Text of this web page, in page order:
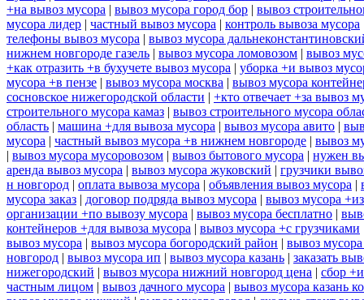
+на вывоз мусора | вывоз мусора город бор | вывоз
мусора лидер | частный вывоз мусора | контроль вывоза мусора
телефоны вывоз мусора | вывоз мусора
нижнем новгороде газель | вывоз мусора ломовозом | вывоз
+как отразить +в бухучете вывоз мусора | уборка +и вывоз
мусора +в пензе | вывоз мусора москва | вывоз мусора
сосновское нижегородской области | +кто отвечает +за вывоз
строительного мусора камаз | вывоз строительного мусора
область | машина +для вывоза мусора | вывоз мусора авито |
мусора | частный вывоз мусора +в нижнем новгороде | вывоз
| вывоз мусора мусоровозом | вывоз бытового мусора | нужен
аренда вывоз мусора | вывоз мусора жуковский | грузчики
н новгород | оплата вывоза мусора | объявления вывоз мусора |
мусора заказ | договор подряда вывоз мусора | вывоз мусора
организации +по вывозу мусора | вывоз мусора бесплатно |
контейнеров +для вывоза мусора | вывоз мусора +с грузчиками
вывоз мусора | вывоз мусора богородский район | вывоз
новгород | вывоз мусора ип | вывоз мусора казань | заказать
нижегородский | вывоз мусора нижний новгород цена | сбор
частным лицом | вывоз дачного мусора | вывоз мусора казань